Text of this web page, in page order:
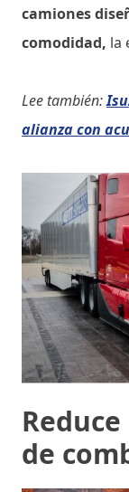
camiones
comodidad, la
Lee también:
alianza con
de